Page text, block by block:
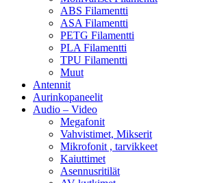
ABS Filamentti
ASA Filamentti
PETG Filamentti
PLA Filamentti
TPU Filamentti
Muut
Antennit
Aurinkopaneelit
Audio – Video
Megafonit
Vahvistimet, Mikserit
Mikrofonit , tarvikkeet
Kaiuttimet
Asennusritilät